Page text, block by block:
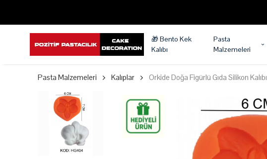
🎁 Bento Kek
Kalıbı
Pasta
Malzemeleri
Pasta Malzemeleri Kalıplar Orkide Doğa Figürlü Gıda Silikon Kalıbı